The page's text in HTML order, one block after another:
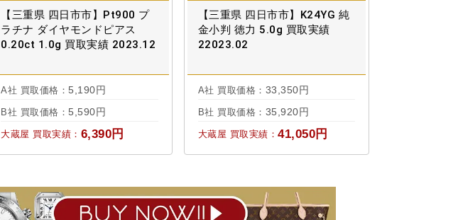
【三重県 四日市市】Pt900 プ
ラチナ ダイヤモンドピアス
0.20ct 1.0g 買取実績 2023.12
A社 買取価格： 5,190円
B社 買取価格： 5,590円
大蔵屋 買取実績： 6,390円
【三重県 四日市市】K24YG 純
金小判 徳力 5.0g 買取実績
22023.02
A社 買取価格： 33,350円
B社 買取価格： 35,920円
大蔵屋 買取実績： 41,050円